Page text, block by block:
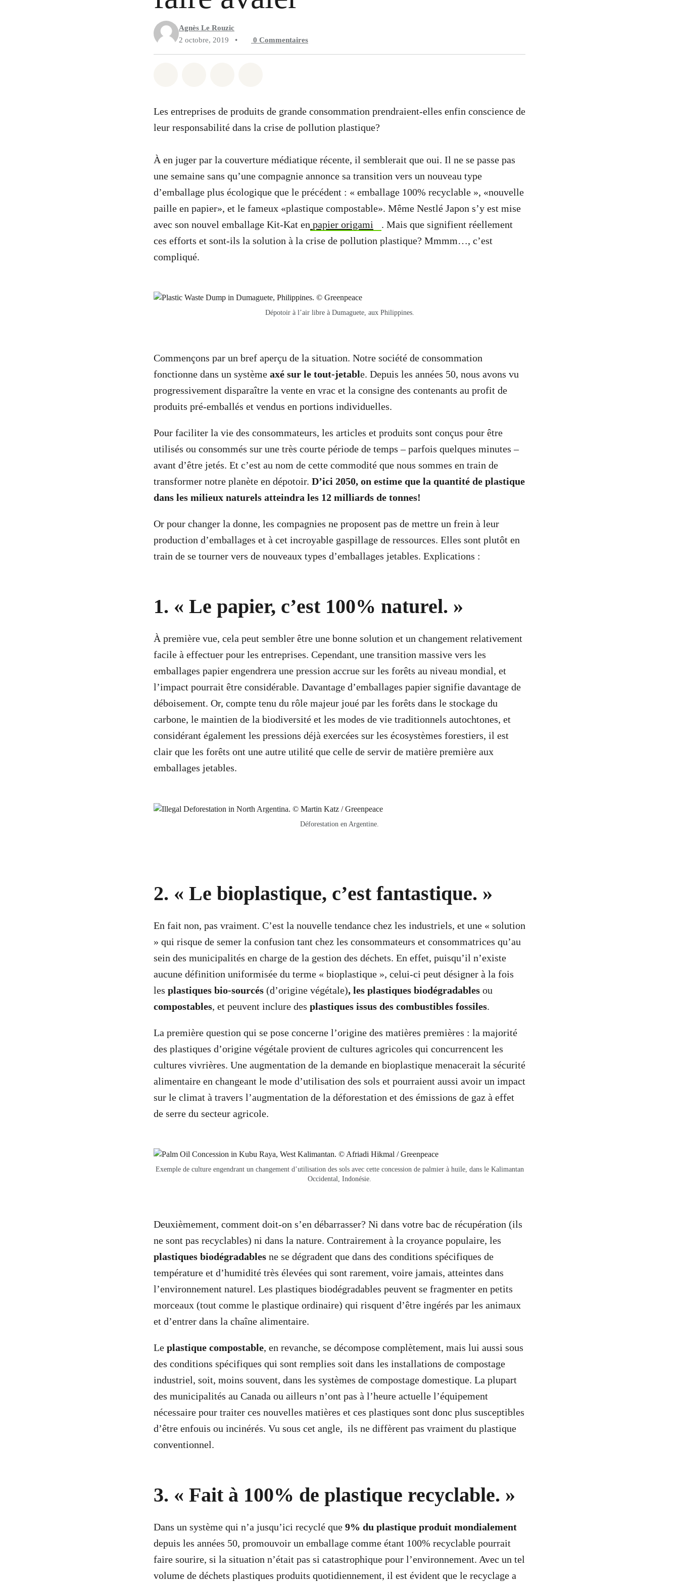
Agnès Le Rouzic
2 octobre, 2019
• 0 Commentaires
Les entreprises de produits de grande consommation prendraient-elles enfin conscience de
leur responsabilité dans la crise de pollution plastique?
À en juger par la couverture médiatique récente, il semblerait que oui. Il ne se passe pas
une semaine sans qu’une compagnie annonce sa transition vers un nouveau type
d’emballage plus écologique que le précédent : « emballage 100% recyclable », «nouvelle
paille en papier», et le fameux «plastique compostable». Même Nestlé Japon s’y est mise
avec son nouvel emballage Kit-Kat en papier origami
. Mais que signifient réellement
ces efforts et sont-ils la solution à la crise de pollution plastique? Mmmm…, c’est
compliqué.
Dépotoir à l’air libre à Dumaguete, aux Philippines.
Commençons par un bref aperçu de la situation. Notre société de consommation
fonctionne dans un système axé sur le tout-jetable. Depuis les années 50, nous avons vu
progressivement disparaître la vente en vrac et la consigne des contenants au profit de
produits pré-emballés et vendus en portions individuelles.
Pour faciliter la vie des consommateurs, les articles et produits sont conçus pour être
utilisés ou consommés sur une très courte période de temps – parfois quelques minutes –
avant d’être jetés. Et c’est au nom de cette commodité que nous sommes en train de
transformer notre planète en dépotoir. D’ici 2050, on estime que la quantité de plastique
dans les milieux naturels atteindra les 12 milliards de tonnes!
Or pour changer la donne, les compagnies ne proposent pas de mettre un frein à leur
production d’emballages et à cet incroyable gaspillage de ressources. Elles sont plutôt en
train de se tourner vers de nouveaux types d’emballages jetables. Explications :
1. « Le papier, c’est 100% naturel. »
À première vue, cela peut sembler être une bonne solution et un changement relativement
facile à effectuer pour les entreprises. Cependant, une transition massive vers les
emballages papier engendrera une pression accrue sur les forêts au niveau mondial, et
l’impact pourrait être considérable. Davantage d’emballages papier signifie davantage de
déboisement. Or, compte tenu du rôle majeur joué par les forêts dans le stockage du
carbone, le maintien de la biodiversité et les modes de vie traditionnels autochtones, et
considérant également les pressions déjà exercées sur les écosystèmes forestiers, il est
clair que les forêts ont une autre utilité que celle de servir de matière première aux
emballages jetables.
Déforestation en Argentine.
2. « Le bioplastique, c’est fantastique. »
En fait non, pas vraiment. C’est la nouvelle tendance chez les industriels, et une « solution
» qui risque de semer la confusion tant chez les consommateurs et consommatrices qu’au
sein des municipalités en charge de la gestion des déchets. En effet, puisqu’il n’existe
aucune définition uniformisée du terme « bioplastique », celui-ci peut désigner à la fois
les plastiques bio-sourcés (d’origine végétale), les plastiques biodégradables ou
compostables, et peuvent inclure des plastiques issus des combustibles fossiles.
La première question qui se pose concerne l’origine des matières premières : la majorité
des plastiques d’origine végétale provient de cultures agricoles qui concurrencent les
cultures vivrières. Une augmentation de la demande en bioplastique menacerait la sécurité
alimentaire en changeant le mode d’utilisation des sols et pourraient aussi avoir un impact
sur le climat à travers l’augmentation de la déforestation et des émissions de gaz à effet
de serre du secteur agricole.
Exemple de culture engendrant un changement d’utilisation des sols avec cette concession de palmier à huile, dans le Kalimantan
Occidental, Indonésie.
Deuxièmement, comment doit-on s’en débarrasser? Ni dans votre bac de récupération (ils
ne sont pas recyclables) ni dans la nature. Contrairement à la croyance populaire, les
plastiques biodégradables ne se dégradent que dans des conditions spécifiques de
température et d’humidité très élevées qui sont rarement, voire jamais, atteintes dans
l’environnement naturel. Les plastiques biodégradables peuvent se fragmenter en petits
morceaux (tout comme le plastique ordinaire) qui risquent d’être ingérés par les animaux
et d’entrer dans la chaîne alimentaire.
Le plastique compostable, en revanche, se décompose complètement, mais lui aussi sous
des conditions spécifiques qui sont remplies soit dans les installations de compostage
industriel, soit, moins souvent, dans les systèmes de compostage domestique. La plupart
des municipalités au Canada ou ailleurs n’ont pas à l’heure actuelle l’équipement
nécessaire pour traiter ces nouvelles matières et ces plastiques sont donc plus susceptibles
d’être enfouis ou incinérés. Vu sous cet angle, ils ne diffèrent pas vraiment du plastique
conventionnel.
3. « Fait à 100% de plastique recyclable. »
Dans un système qui n’a jusqu’ici recyclé que 9% du plastique produit mondialement
depuis les années 50, promouvoir un emballage comme étant 100% recyclable pourrait
faire sourire, si la situation n’était pas si catastrophique pour l’environnement. Avec un tel
volume de déchets plastiques produits quotidiennement, il est évident que le recyclage a